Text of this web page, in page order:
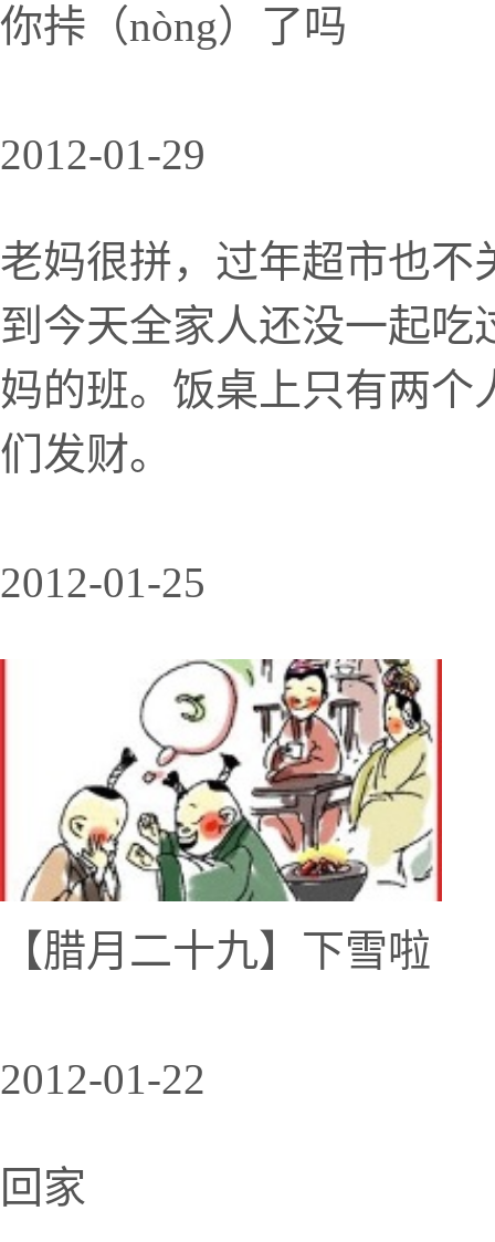
你挊（nòng）了吗
2012-01-29
老妈很拼，过年超市也不
到今天全家人还没一起
妈的班。饭桌上只有两
们发财。
2012-01-25
【腊月二十九】下雪啦
2012-01-22
回家